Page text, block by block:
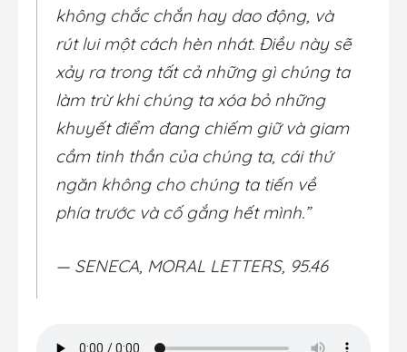
không chắc chắn hay dao động, và
rút lui một cách hèn nhát. Điều này sẽ
xảy ra trong tất cả những gì chúng ta
làm trừ khi chúng ta xóa bỏ những
khuyết điểm đang chiếm giữ và giam
cầm tinh thần của chúng ta, cái thứ
ngăn không cho chúng ta tiến về
phía trước và cố gắng hết mình.”
— SENECA, MORAL LETTERS, 95.46